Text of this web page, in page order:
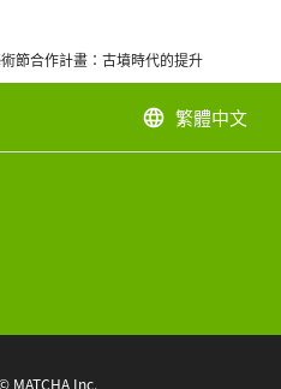
節合作計畫：古墳時代的提升
language 繁體中文
MATCHA Inc.